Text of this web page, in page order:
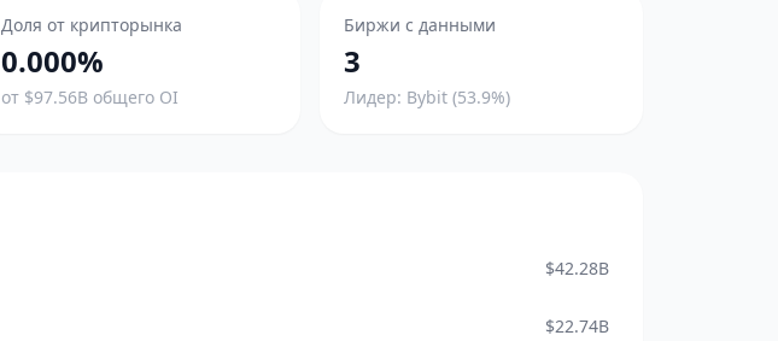
Доля от крипторынка
0.000%
от $97.56B общего OI
Биржи с данными
3
Лидер: Bybit (53.9%)
$42.28B
$22.74B